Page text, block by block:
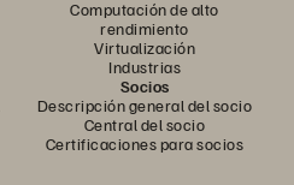
Computación de alto
rendimiento
Virtualización
Industrias
Socios
Descripción general del socio
Central del socio
Certificaciones para socios